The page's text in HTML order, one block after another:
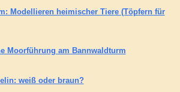
Modellieren heimischer Tiere (Töpfern für
Moorführung am Bannwaldturm
weiß oder braun?